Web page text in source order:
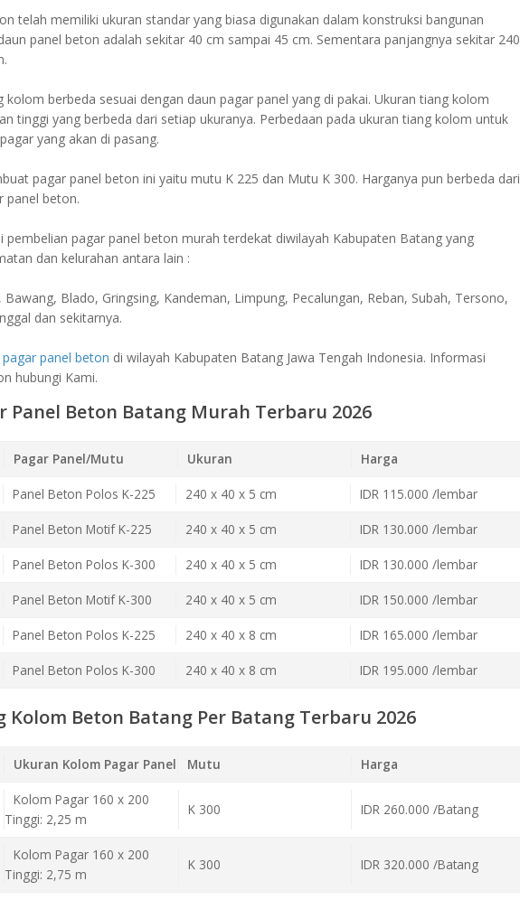
telah memiliki ukuran standar yang biasa digunakan dalam konstruksi bangunan
panel beton adalah sekitar 40 cm sampai 45 cm. Sementara panjangnya sekitar 240
kolom berbeda sesuai dengan daun pagar panel yang di pakai. Ukuran tiang kolom
tinggi yang berbeda dari setiap ukuranya. Perbedaan pada ukuran tiang kolom untuk
yang akan di pasang.
pagar panel beton ini yaitu mutu K 225 dan Mutu K 300. Harganya pun berbeda dari
panel beton.
pembelian pagar panel beton murah terdekat diwilayah Kabupaten Batang yang
dan kelurahan antara lain :
Blado, Gringsing, Kandeman, Limpung, Pecalungan, Reban, Subah, Tersono,
dan sekitarnya.
panel beton di wilayah Kabupaten Batang Jawa Tengah Indonesia. Informasi
hubungi Kami.
Panel Beton Batang Murah Terbaru 2026
Pagar Panel/Mutu Ukuran Harga
Panel Beton Polos K-225 240 x 40 x 5 cm IDR 115.000 /lembar
Panel Beton Motif K-225 240 x 40 x 5 cm IDR 130.000 /lembar
Panel Beton Polos K-300 240 x 40 x 5 cm IDR 130.000 /lembar
Panel Beton Motif K-300 240 x 40 x 5 cm IDR 150.000 /lembar
Panel Beton Polos K-225 240 x 40 x 8 cm IDR 165.000 /lembar
Panel Beton Polos K-300 240 x 40 x 8 cm IDR 195.000 /lembar
Beton Batang Per Batang Terbaru 2026
Ukuran Kolom Pagar Panel Mutu Harga
Kolom Pagar 160 x 200
Tinggi: 2,25 m
K 300 IDR 260.000 /Batang
Kolom Pagar 160 x 200
Tinggi: 2,75 m
K 300 IDR 320.000 /Batang